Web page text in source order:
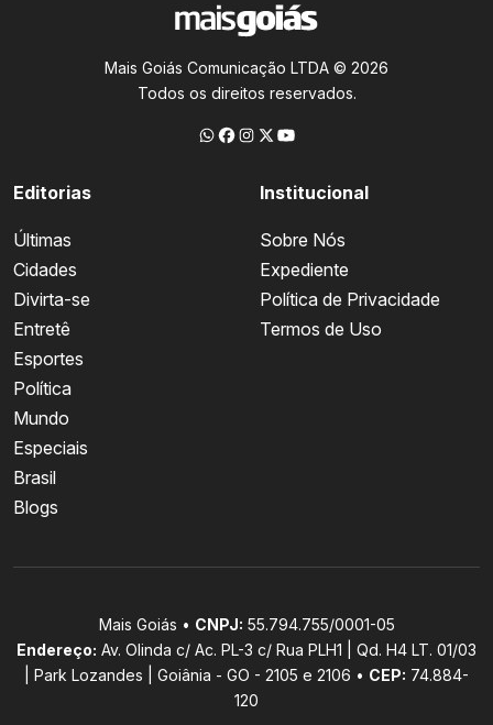
Mais Goiás Comunicação LTDA © 2026
Todos os direitos reservados.
Editorias
Últimas
Cidades
Divirta-se
Entretê
Esportes
Política
Mundo
Especiais
Brasil
Blogs
Institucional
Sobre Nós
Expediente
Política de Privacidade
Termos de Uso
Mais Goiás • CNPJ: 55.794.755/0001-05
Endereço: Av. Olinda c/ Ac. PL-3 c/ Rua PLH1 | Qd. H4 LT. 01/03
| Park Lozandes | Goiânia - GO - 2105 e 2106 • CEP: 74.884-
120